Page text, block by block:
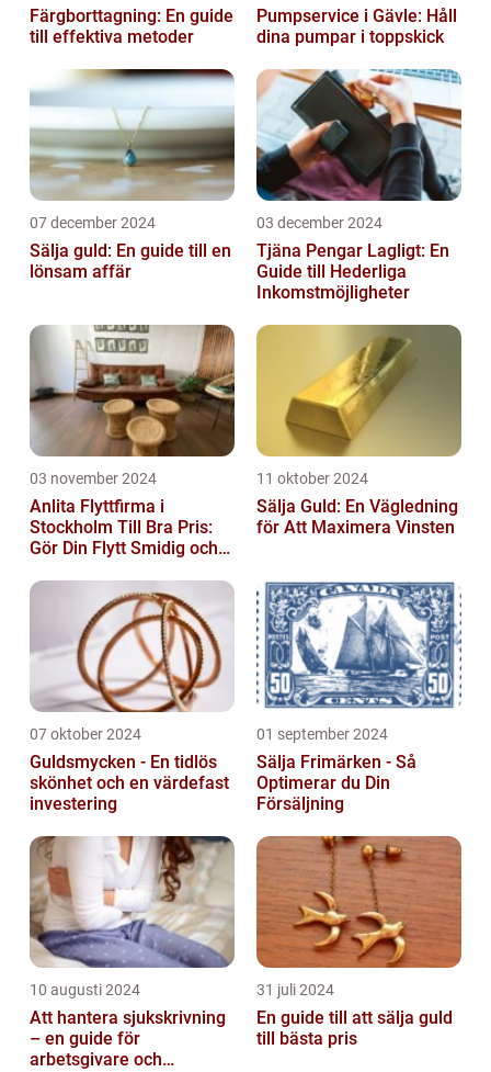
Färgborttagning: En guide
till effektiva metoder
Pumpservice i Gävle: Håll
dina pumpar i toppskick
07 december 2024
Sälja guld: En guide till en
lönsam affär
03 december 2024
Tjäna Pengar Lagligt: En
Guide till Hederliga
Inkomstmöjligheter
03 november 2024
Anlita Flyttfirma i
Stockholm Till Bra Pris:
Gör Din Flytt Smidig och
11 oktober 2024
Sälja Guld: En Vägledning
för Att Maximera Vinsten
07 oktober 2024
Guldsmycken - En tidlös
skönhet och en värdefast
investering
01 september 2024
Sälja Frimärken - Så
Optimerar du Din
Försäljning
10 augusti 2024
Att hantera sjukskrivning
– en guide för
arbetsgivare och
31 juli 2024
En guide till att sälja guld
till bästa pris